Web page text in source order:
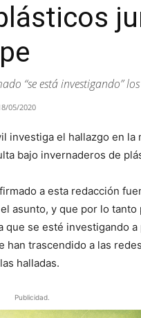
“se está investigando”
05/2020
investiga el hallazgo en
bajo invernaderos de
a esta redacción
asunto, y que por lo
que se esté investigando
han trascendido a las
halladas.
Publicidad.